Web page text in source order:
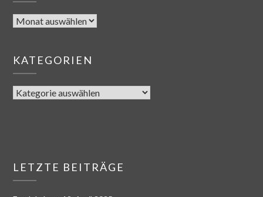
KATEGORIEN
LETZTE BEITRÄGE